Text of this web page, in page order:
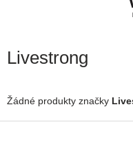
Livestrong
Žádné produkty značky